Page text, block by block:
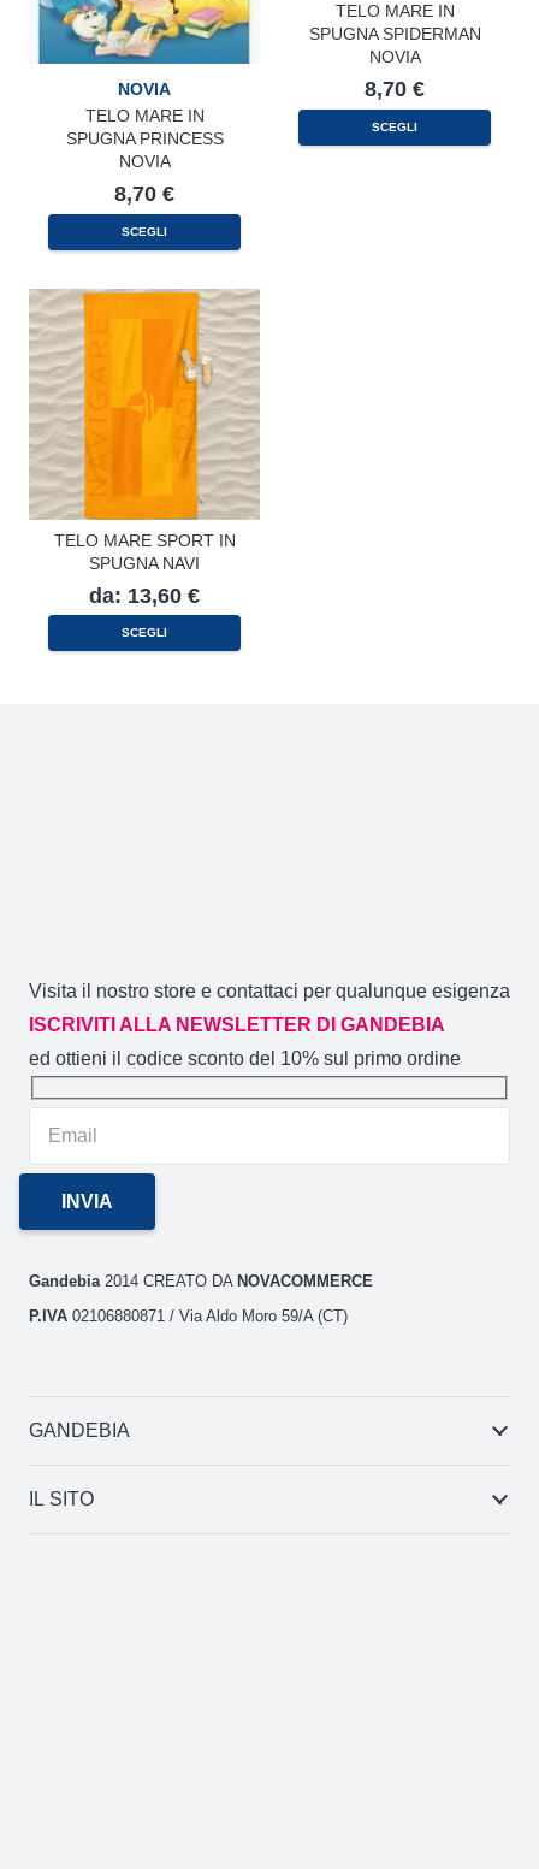
NOVIA
TELO MARE IN
SPUGNA PRINCESS
NOVIA
8,70 €
SCEGLI
TELO MARE IN
SPUGNA SPIDERMAN
NOVIA
8,70 €
SCEGLI
TELO MARE SPORT IN
SPUGNA NAVI
da: 13,60 €
SCEGLI
Questo
Visita il nostro store e contattaci per qualunque esigenza
ISCRIVITI ALLA NEWSLETTER DI GANDEBIA
ed ottieni il codice sconto del 10% sul primo ordine
Gandebia 2014 CREATO DA NOVACOMMERCE
P.IVA 02106880871 / Via Aldo Moro 59/A (CT)
GANDEBIA
IL SITO